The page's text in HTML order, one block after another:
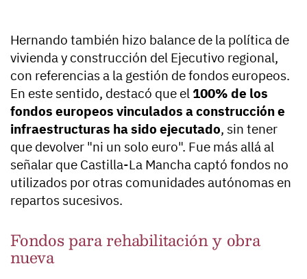
Hernando también hizo balance de la política de
vivienda y construcción del Ejecutivo regional,
con referencias a la gestión de fondos europeos.
En este sentido, destacó que el 100% de los
fondos europeos vinculados a construcción e
infraestructuras ha sido ejecutado, sin tener
que devolver "ni un solo euro". Fue más allá al
señalar que Castilla-La Mancha captó fondos no
utilizados por otras comunidades autónomas en
repartos sucesivos.
Fondos para rehabilitación y obra
nueva